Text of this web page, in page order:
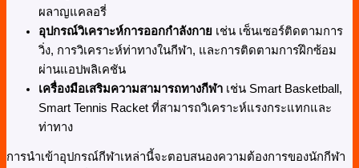
ผลาญแคลอรี่
อุปกรณ์วิเคราะห์การออกกำลังกาย เช่น เซ็นเซอร์ติดตามการ
วิ่ง, การวิเคราะห์ท่าทางในกีฬา, และการติดตามการฝึกซ้อม
ผ่านแอปพลิเคชัน
เครื่องมือเสริมความสามารถทางกีฬา เช่น Smart Basketball,
Smart Tennis Racket ที่สามารถวิเคราะห์แรงกระแทกและ
ท่าทาง
การนำเข้าอุปกรณ์กีฬาเหล่านี้จะตอบสนองความต้องการของนักกีฬา